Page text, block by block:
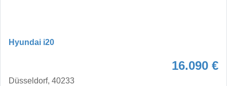
Hyundai i20
16.090 €
Düsseldorf, 40233